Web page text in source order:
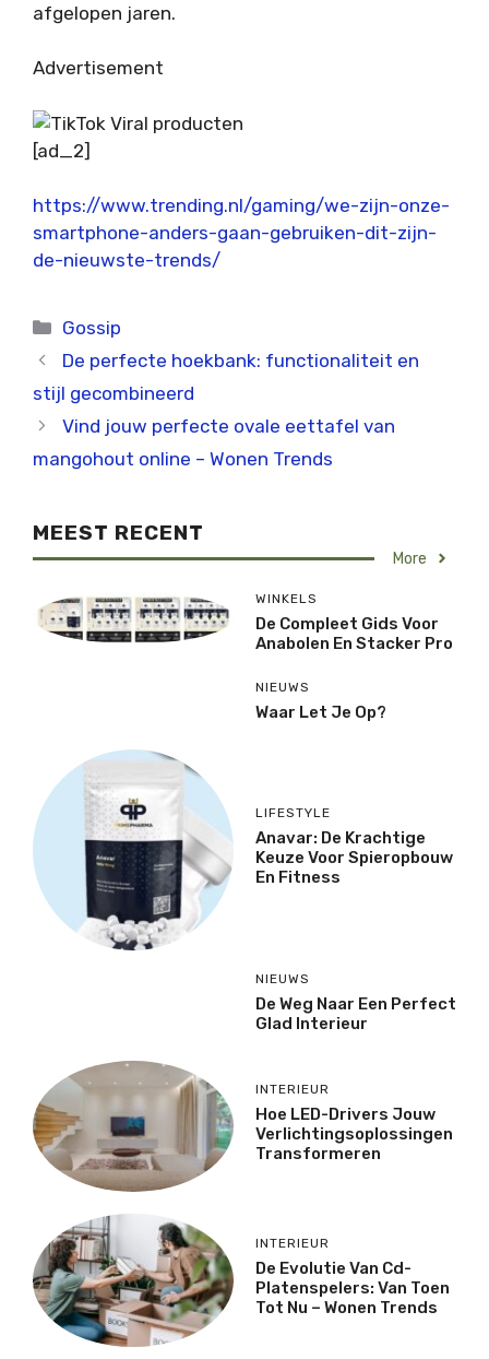
afgelopen jaren.
Advertisement
[ad_2]
https://www.trending.nl/gaming/we-zijn-onze-
smartphone-anders-gaan-gebruiken-dit-zijn-
de-nieuwste-trends/
Categorieën
Gossip
De perfecte hoekbank: functionaliteit en
stijl gecombineerd
Vind jouw perfecte ovale eettafel van
mangohout online – Wonen Trends
MEEST RECENT
More
WINKELS
De Compleet Gids Voor
Anabolen En Stacker Pro
NIEUWS
Waar Let Je Op?
LIFESTYLE
Anavar: De Krachtige
Keuze Voor Spieropbouw
En Fitness
NIEUWS
De Weg Naar Een Perfect
Glad Interieur
INTERIEUR
Hoe LED-Drivers Jouw
Verlichtingsoplossingen
Transformeren
INTERIEUR
De Evolutie Van Cd-
Platenspelers: Van Toen
Tot Nu – Wonen Trends